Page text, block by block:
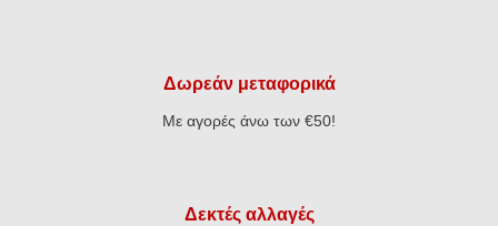
Δωρεάν μεταφορικά
Με αγορές άνω των €50!
Δεκτές αλλαγές